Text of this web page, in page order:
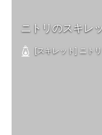
ニトリのスキレ
[スキレット] ニトリ